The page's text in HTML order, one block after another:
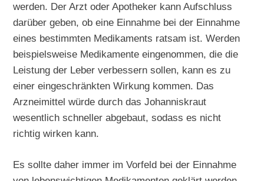
werden. Der Arzt oder Apotheker kann Aufschluss
darüber geben, ob eine Einnahme bei der Einnahme
eines bestimmten Medikaments ratsam ist. Werden
beispielsweise Medikamente eingenommen, die die
Leistung der Leber verbessern sollen, kann es zu
einer eingeschränkten Wirkung kommen. Das
Arzneimittel würde durch das Johanniskraut
wesentlich schneller abgebaut, sodass es nicht
richtig wirken kann.
Es sollte daher immer im Vorfeld bei der Einnahme